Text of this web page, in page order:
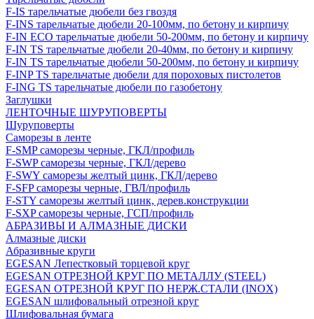
F-IS тарельчатые дюбели без гвоздя
F-INS тарельчатые дюбели 20-100мм, по бетону и кирпичу
F-IN ECO тарельчатые дюбели 50-200мм, по бетону и кирпичу
F-IN TS тарельчатые дюбели 20-40мм, по бетону и кирпичу
F-IN TS тарельчатые дюбели 50-200мм, по бетону и кирпичу
F-INP TS тарельчатые дюбели для пороховых пистолетов
F-ING TS тарельчатые дюбели по газобетону
Заглушки
ЛЕНТОЧНЫЕ ШУРУПОВЕРТЫ
Шуруповерты
Саморезы в ленте
F-SMP саморезы черные, ГКЛ/профиль
F-SWP саморезы черные, ГКЛ/дерево
F-SWY саморезы желтый цинк, ГКЛ/дерево
F-SFP саморезы черные, ГВЛ/профиль
F-STY саморезы желтый цинк, дерев.конструкции
F-SXP саморезы черные, ГСП/профиль
АБРАЗИВЫ И АЛМАЗНЫЕ ДИСКИ
Алмазные диски
Абразивные круги
EGESAN Лепестковый торцевой круг
EGESAN ОТРЕЗНОЙ КРУГ ПО МЕТАЛЛУ (STEEL)
EGESAN ОТРЕЗНОЙ КРУГ ПО НЕРЖ.СТАЛИ (INOX)
EGESAN шлифовальный отрезной круг
Шлифовальная бумага